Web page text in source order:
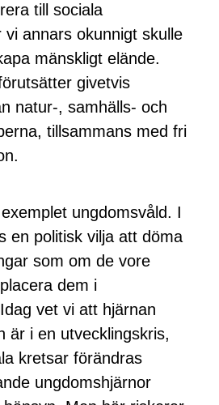
till sociala
vi annars okunnigt skulle
mänskligt elände.
givetvis
natur-, samhälls- och
tillsammans med fri
ungdomsvåld. I
en politisk vilja att döma
som om de vore
dem i
vet vi att hjärnan
är i en utvecklingskris,
kretsar förändras
ungdomshjärnor